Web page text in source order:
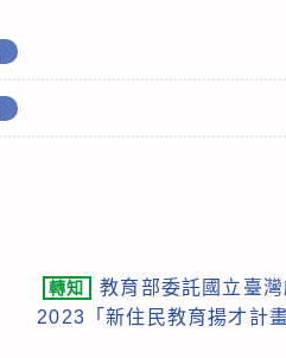
轉知
教育部委託國立臺
2023「新住民教育揚才計